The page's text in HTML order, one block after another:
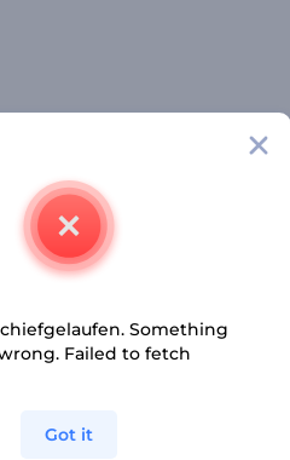
Abstrakte Technobeats Visualisierer
Something
Failed to fetch
Got it